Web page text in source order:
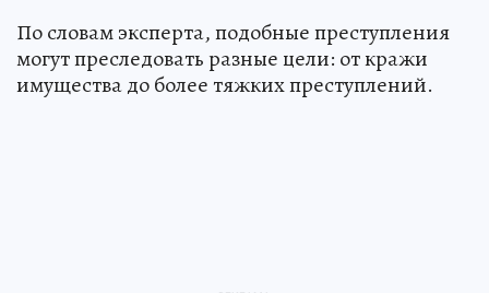
По словам эксперта, подобные преступления
могут преследовать разные цели: от кражи
имущества до более тяжких преступлений.